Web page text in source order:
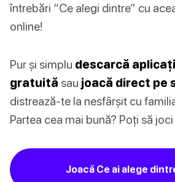
întrebări “Ce alegi dintre” cu
online!
Pur și simplu descarcă
gratuită sau joacă direct pe
distrează-te la nesfârșit cu
Partea cea mai bună? Poți să
Joacă Ce ai alege